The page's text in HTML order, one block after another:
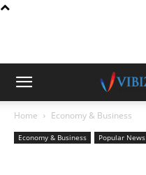
Home Economy & Business
Economy & Business Popular News